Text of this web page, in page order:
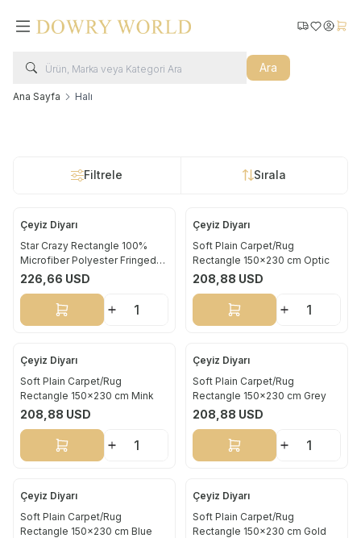
Ara
Kargo Takip
Favorilerim
Ana Sayfa Halı
Filtrele Sırala
Yeni
Çeyiz Diyarı
Star Crazy Rectangle 100%
Microfiber Polyester Fringed
Carpet 160x230 Cream Silver
226,66 USD
Sepete Ekle
Yeni
Çeyiz Diyarı
Soft Plain Carpet/Rug
Rectangle 150x230 cm Optic
208,88 USD
Sepete Ekle
Yeni
Çeyiz Diyarı
Soft Plain Carpet/Rug
Rectangle 150x230 cm Mink
208,88 USD
Sepete Ekle
Yeni
Çeyiz Diyarı
Soft Plain Carpet/Rug
Rectangle 150x230 cm Grey
208,88 USD
Sepete Ekle
Yeni
Çeyiz Diyarı
Soft Plain Carpet/Rug
Rectangle 150x230 cm Blue
Yeni
Çeyiz Diyarı
Soft Plain Carpet/Rug
Rectangle 150x230 cm Gold